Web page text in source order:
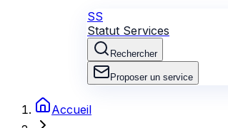
SS
Statut Services
Rechercher
Proposer un service
Accueil